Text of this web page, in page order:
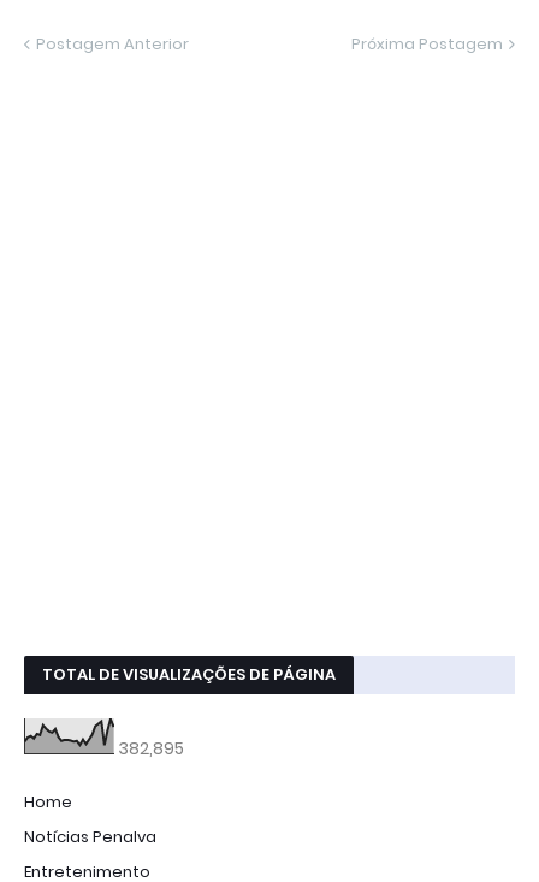
Postagem Anterior Próxima Postagem
TOTAL DE VISUALIZAÇÕES DE PÁGINA
382,895
Home
Notícias Penalva
Entretenimento